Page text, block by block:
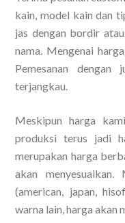
kain, model kain dan
jas dengan bordir
nama. Mengenai
Pemesanan
terjangkau.
Meskipun harga
produksi terus jadi
merupakan harga
akan
(american, japan,
warna lain, harga akan